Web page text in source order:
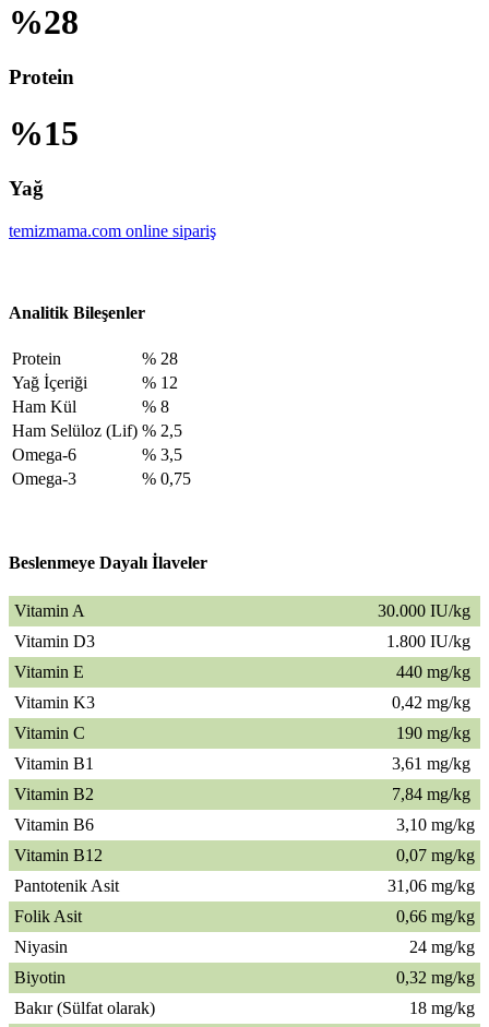
%28
Protein
%15
Yağ
temizmama.com online sipariş
Analitik Bileşenler
Protein
% 28
Yağ İçeriği
% 12
Ham Kül
% 8
Ham Selüloz (Lif) % 2,5
Omega-6
% 3,5
Omega-3
% 0,75
Beslenmeye Dayalı İlaveler
Vitamin A
30.000 IU/kg
Vitamin D3
1.800 IU/kg
Vitamin E
440 mg/kg
Vitamin K3
0,42 mg/kg
Vitamin C
190 mg/kg
Vitamin B1
3,61 mg/kg
Vitamin B2
7,84 mg/kg
Vitamin B6
3,10 mg/kg
Vitamin B12
0,07 mg/kg
Pantotenik Asit
31,06 mg/kg
Folik Asit
0,66 mg/kg
Niyasin
24 mg/kg
Biyotin
0,32 mg/kg
Bakır (Sülfat olarak)
18 mg/kg